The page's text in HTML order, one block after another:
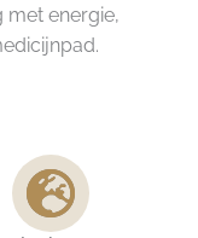
met energie,